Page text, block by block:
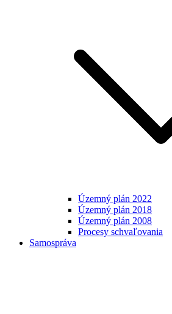
Územný plán 2022
Územný plán 2018
Územný plán 2008
Procesy schvaľovania
Samospráva